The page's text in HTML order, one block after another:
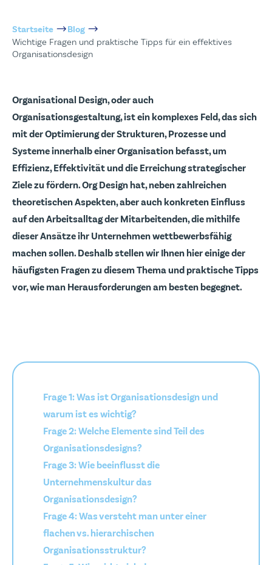
Startseite Blog
Wichtige Fragen und praktische Tipps für ein effektives
Organisationsdesign
Organisational Design, oder auch
Organisationsgestaltung, ist ein komplexes Feld, das sich
mit der Optimierung der Strukturen, Prozesse und
Systeme innerhalb einer Organisation befasst, um
Effizienz, Effektivität und die Erreichung strategischer
Ziele zu fördern. Org Design hat, neben zahlreichen
theoretischen Aspekten, aber auch konkreten Einfluss
auf den Arbeitsalltag der Mitarbeitenden, die mithilfe
dieser Ansätze ihr Unternehmen wettbewerbsfähig
machen sollen. Deshalb stellen wir Ihnen hier einige der
häufigsten Fragen zu diesem Thema und praktische Tipps
vor, wie man Herausforderungen am besten begegnet.
Frage 1: Was ist Organisationsdesign und
warum ist es wichtig?
Frage 2: Welche Elemente sind Teil des
Organisationsdesigns?
Frage 3: Wie beeinflusst die
Unternehmenskultur das
Organisationsdesign?
Frage 4: Was versteht man unter einer
flachen vs. hierarchischen
Organisationsstruktur?